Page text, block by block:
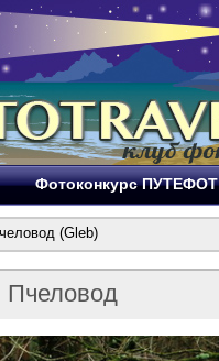
Фотоконкурс ПУТЕФОТ
(Gleb)
Пчеловод